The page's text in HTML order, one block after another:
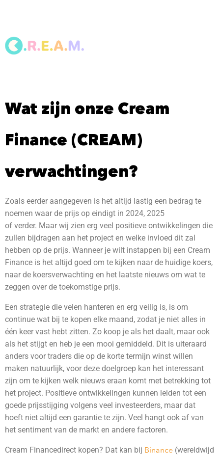
Wat zijn onze Cream
Finance (CREAM)
verwachtingen?
Zoals eerder aangegeven is het altijd lastig een bedrag te
noemen waar de prijs op eindigt in 2024, 2025
of verder. Maar wij zien erg veel positieve ontwikkelingen die
zullen bijdragen aan het project en welke invloed dit zal
hebben op de prijs. Wanneer je wilt instappen bij een Cream
Finance is het altijd goed om te kijken naar de huidige koers,
naar de koersverwachting en het laatste nieuws om wat te
zeggen over de toekomstige prijs.
Een strategie die velen hanteren en erg veilig is, is om
continue wat bij te kopen elke maand, zodat je niet alles in
één keer vast hebt zitten. Zo koop je als het daalt, maar ook
als het stijgt en heb je een mooi gemiddeld. Dit is uiteraard
anders voor traders die op de korte termijn winst willen
maken natuurlijk, voor deze doelgroep kan het interessant
zijn om te kijken welk nieuws eraan komt met betrekking tot
het project. Positieve ontwikkelingen kunnen leiden tot een
goede prijsstijging volgens veel investeerders, maar dat
hoeft niet altijd een garantie te zijn. Veel hangt ook af van
het sentiment van de markt en andere factoren.
Cream Financedirect kopen? Dat kan bij Binance (wereldwijd